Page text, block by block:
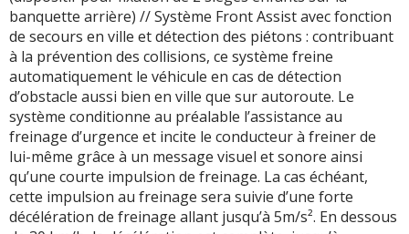
banquette arrière) // Système Front Assist avec fonction
de secours en ville et détection des piétons : contribuant
à la prévention des collisions, ce système freine
automatiquement le véhicule en cas de détection
d’obstacle aussi bien en ville que sur autoroute. Le
système conditionne au préalable l’assistance au
freinage d’urgence et incite le conducteur à freiner de
lui-même grâce à un message visuel et sonore ainsi
qu’une courte impulsion de freinage. La cas échéant,
cette impulsion au freinage sera suivie d’une forte
décélération de freinage allant jusqu’à 5m/s². En dessous